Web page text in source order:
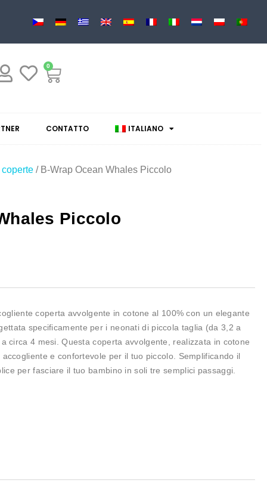
0
CONTATTO ITALIANO
/ B-Wrap Ocean Whales Piccolo
Piccolo
coperta avvolgente in cotone al 100% con un elegante
specificamente per i neonati di piccola taglia (da 3,2 a
circa 4 mesi. Questa coperta avvolgente, realizzata in cotone
e confortevole per il tuo piccolo. Semplificando il
per fasciare il tuo bambino in soli tre semplici passaggi.